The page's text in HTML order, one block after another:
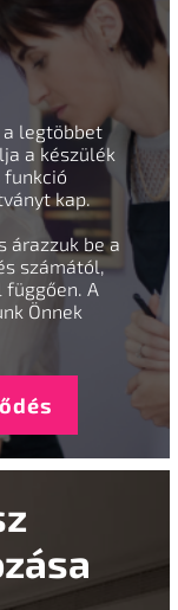
legtöbbet
a készülék
funkció
kap.
árazzuk be a
számától,
A
Önnek